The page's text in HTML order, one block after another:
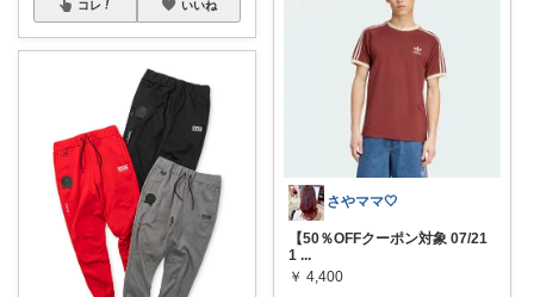
コレ いいね
さやママ🤍
【50％OFFクーポン対象 07/21
1 ...
￥ 4,400